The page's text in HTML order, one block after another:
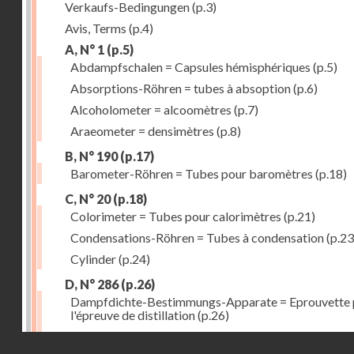
Verkaufs-Bedingungen(p.3)
Avis, Terms (p.4)
A, N° 1 (p.5)
Abdampfschalen = Capsules hémisphériques (p.5)
Absorptions-Röhren = tubes à absoption(p.6)
Alcoholometer = alcoomètres (p.7)
Araeometer = densimètres (p.8)
B, N° 190(p.17)
Barometer-Röhren = Tubes pour baromètres (p.18)
C, N° 20(p.18)
Colorimeter = Tubes pour calorimètres (p.21)
Condensations-Röhren = Tubes à condensation
Cylinder(p.24)
D, N° 286(p.26)
Dampfdichte-Bestimmungs-Apparate = Eprouvette
l'épreuve de distillation(p.26)
Destillir-Kolben = Ballons à distillation fractionnée